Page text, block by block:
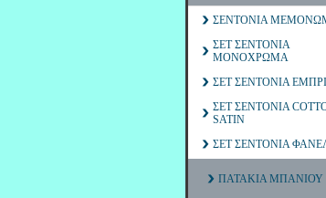
ΣΕΝΤΟΝΙΑ
ΣΕΤ ΣΕΝΤΟΝΙΑ
ΜΟΝΟΧΡΩΜΑ
ΣΕΤ ΣΕΝΤΟΝΙΑ
ΣΕΤ ΣΕΝΤΟΝΙΑ
SATIN
ΣΕΤ ΣΕΝΤΟΝΙΑ
ΠΑΤΑΚΙΑ ΜΠΑΝΙΟΥ